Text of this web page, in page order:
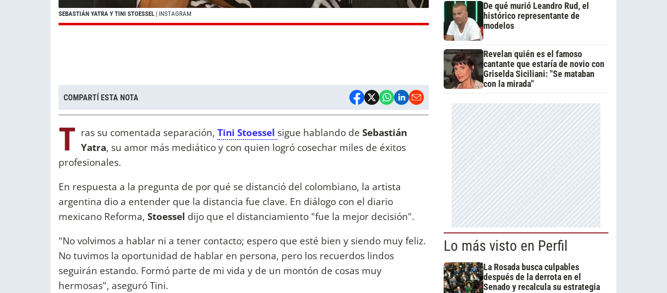
SEBASTIÁN YATRA Y TINI STOESSEL | INSTAGRAM
COMPARTÍ ESTA NOTA
T ras su comentada separación, Tini Stoessel sigue hablando de Sebastián
Yatra, su amor más mediático y con quien logró cosechar miles de éxitos
profesionales.
En respuesta a la pregunta de por qué se distanció del colombiano, la artista
argentina dio a entender que la distancia fue clave. En diálogo con el diario
mexicano Reforma, Stoessel dijo que el distanciamiento "fue la mejor decisión".
"No volvimos a hablar ni a tener contacto; espero que esté bien y siendo muy feliz.
No tuvimos la oportunidad de hablar en persona, pero los recuerdos lindos
seguirán estando. Formó parte de mi vida y de un montón de cosas muy
hermosas", aseguró Tini.
De qué murió Leandro Rud, el
histórico representante de
modelos
Revelan quién es el famoso
cantante que estaría de novio con
Griselda Siciliani: "Se mataban
con la mirada"
Lo más visto en Perfil
La Rosada busca culpables
después de la derrota en el
Senado y recalcula su estrategia